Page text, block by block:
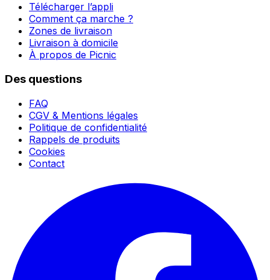
Télécharger l’appli
Comment ça marche ?
Zones de livraison
Livraison à domicile
À propos de Picnic
Des questions
FAQ
CGV & Mentions légales
Politique de confidentialité
Rappels de produits
Cookies
Contact